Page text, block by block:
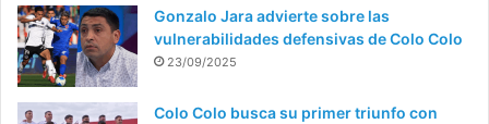
Gonzalo Jara advierte sobre las
vulnerabilidades defensivas de Colo Colo
23/09/2025
Colo Colo busca su primer triunfo con